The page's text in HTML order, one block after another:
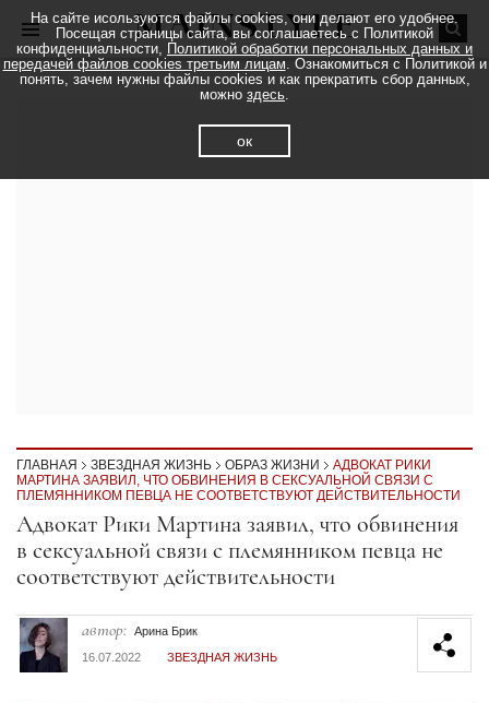
ГЛАВНАЯ ЗВЕЗДНАЯ ЖИЗНЬ ОБРАЗ ЖИЗНИ
АДВОКАТ РИКИ
МАРТИНА ЗАЯВИЛ, ЧТО ОБВИНЕНИЯ В СЕКСУАЛЬНОЙ СВЯЗИ С
ПЛЕМЯННИКОМ ПЕВЦА НЕ СООТВЕТСТВУЮТ ДЕЙСТВИТЕЛЬНОСТИ
Секция статей
Адвокат Рики Мартина заявил, что обвинения
в сексуальной связи с племянником певца не
соответствуют действительности
автор: Арина Брик
16.07.2022
ЗВЕЗДНАЯ ЖИЗНЬ
На сайте исользуются файлы cookies, они делают его удобнее.
Посещая страницы сайта, вы соглашаетесь с Политикой
конфиденциальности, Политикой обработки персональных данных и
передачей файлов cookies третьим лицам. Ознакомиться с Политикой и
понять, зачем нужны файлы cookies и как прекратить сбор данных,
можно здесь.
ок